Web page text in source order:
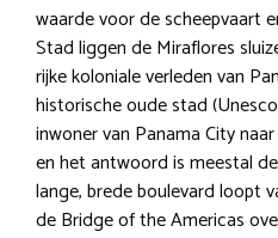
waarde voor de scheepvaart
Stad liggen de Miraflores
rijke koloniale verleden van
historische oude stad
inwoner van Panama City
en het antwoord is meestal
lange, brede boulevard loopt
de Bridge of the Americas